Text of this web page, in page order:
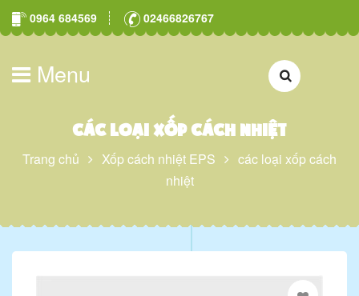
0964 684569 02466826767
Menu
các loại xốp cách nhiệt
Trang chủ Xốp cách nhiệt EPS
các loại xốp cách
nhiệt